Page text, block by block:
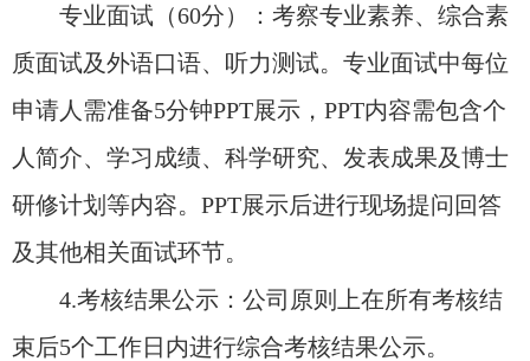
专业面试（60分）：考察专业素养、综合素
质面试及外语口语、听力测试。专业面试中每位
申请人需准备5分钟PPT展示， PPT内容需包含个
人简介、学习成绩、科学研究、发表成果及博士
研修计划等内容。 PPT展示后进行现场提问回答
及其他相关面试环节。
4.考核结果公示：公司原则上在所有考核结
束后5个工作日内进行综合考核结果公示。